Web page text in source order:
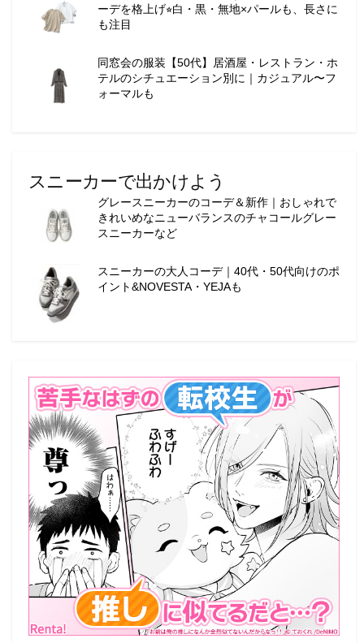
ーデを格上げ⭐︎白・黒・無地×パールも、長さに
も注目
同窓会の服装【50代】居酒屋・レストラン・ホ
テルのシチュエーション別に｜カジュアル〜フ
ォーマルも
スニーカーで出かけよう
グレースニーカーのコーデ＆新作｜おしゃれで
きれいめなニューバランスのチャコールグレー
スニーカーなど
スニーカーの大人コーデ｜40代・50代向けのポ
イント&NOVESTA・YEJAも